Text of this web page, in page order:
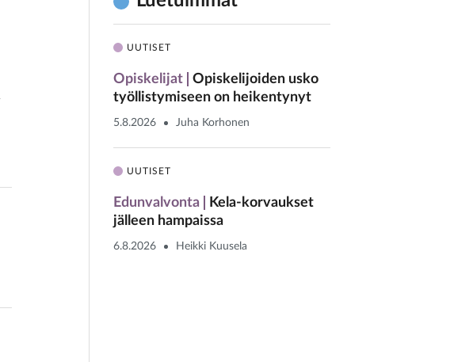
UUTISET
Opiskelijat
Opiskelijoiden usko
työllistymiseen on heikentynyt
5.8.2026 Juha Korhonen
UUTISET
Edunvalvonta
Kela-korvaukset
jälleen hampaissa
6.8.2026 Heikki Kuusela